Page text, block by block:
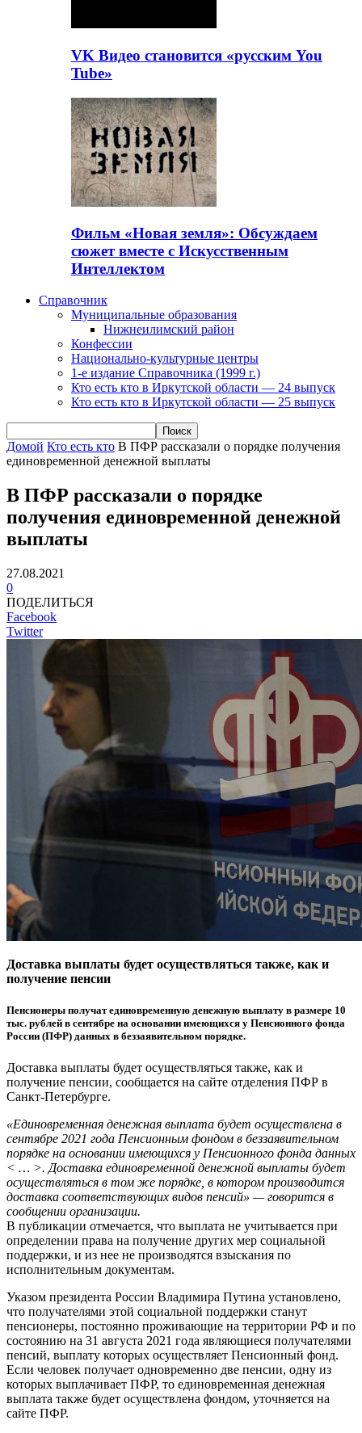
VK Видео становится «русским You
Tube»
Фильм «Новая земля»: Обсуждаем
сюжет вместе с Искусственным
Интеллектом
Справочник
Муниципальные образования
Нижнеилимский район
Конфессии
Национально-культурные центры
1-е издание Справочника (1999 г.)
Кто есть кто в Иркутской области — 24 выпуск
Кто есть кто в Иркутской области — 25 выпуск
Домой Кто есть кто В ПФР рассказали о порядке получения
единовременной денежной выплаты
В ПФР рассказали о порядке
получения единовременной денежной
выплаты
27.08.2021
0
ПОДЕЛИТЬСЯ
Facebook
Twitter
Доставка выплаты будет осуществляться также, как и
получение пенсии
Пенсионеры получат единовременную денежную выплату в размере 10
тыс. рублей в сентябре на основании имеющихся у Пенсионного фонда
России (ПФР) данных в беззаявительном порядке.
Доставка выплаты будет осуществляться также, как и
получение пенсии, сообщается на сайте отделения ПФР в
Санкт-Петербурге.
«Единовременная денежная выплата будет осуществлена в
сентябре 2021 года Пенсионным фондом в беззаявительном
порядке на основании имеющихся у Пенсионного фонда данных
< … >. Доставка единовременной денежной выплаты будет
осуществляться в том же порядке, в котором производится
доставка соответствующих видов пенсий» — говорится в
сообщении организации.
В публикации отмечается, что выплата не учитывается при
определении права на получение других мер социальной
поддержки, и из нее не производятся взыскания по
исполнительным документам.
Указом президента России Владимира Путина установлено,
что получателями этой социальной поддержки станут
пенсионеры, постоянно проживающие на территории РФ и по
состоянию на 31 августа 2021 года являющиеся получателями
пенсий, выплату которых осуществляет Пенсионный фонд.
Если человек получает одновременно две пенсии, одну из
которых выплачивает ПФР, то единовременная денежная
выплата также будет осуществлена фондом, уточняется на
сайте ПФР.